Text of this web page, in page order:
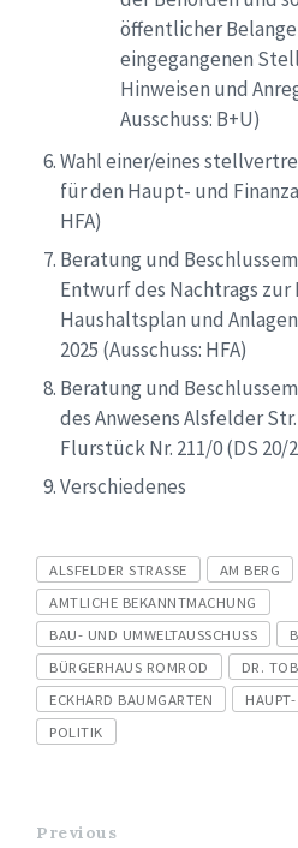
öffentlicher Belange
eingegangenen
Hinweisen und
Ausschuss: B+U)
Wahl einer/eines
für den Haupt- und
HFA)
Beratung und
Entwurf des Nachtrags
Haushaltsplan und
2025 (Ausschuss: HFA)
Beratung und
des Anwesens Alsfelder
Flurstück Nr. 211/0 (DS 20/
Verschiedenes
Tags
ALSFELDER STRASSE AM BERG
AMTLICHE BEKANNTMACHUNG
BAU- UND UMWELTAUSSCHUSS
BÜRGERHAUS ROMROD
DR.
ECKHARD BAUMGARTEN
POLITIK
Previous